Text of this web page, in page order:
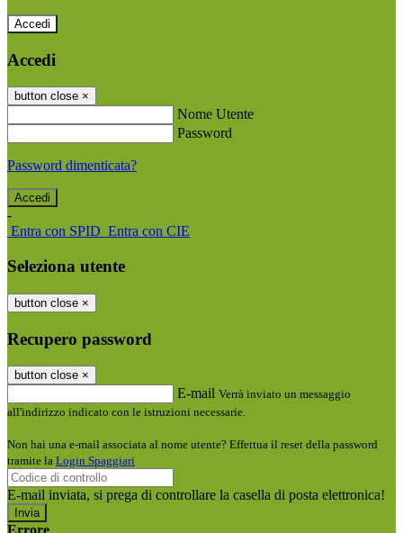
Accedi
Accedi
button close ×
Nome Utente
Password
Password dimenticata?
-
Entra con SPID Entra con CIE
Seleziona utente
button close ×
Recupero password
button close ×
E-mail Verrà inviato un messaggio
all'indirizzo indicato con le istruzioni necessarie.
Non hai una e-mail associata al nome utente? Effettua il reset della password
tramite la Login Spaggiari
E-mail inviata, si prega di controllare la casella di posta elettronica!